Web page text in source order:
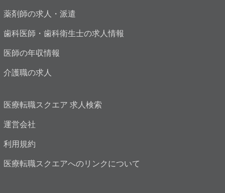
薬剤師の求人・派遣
歯科医師・歯科衛生士の求人情報
医師の年収情報
介護職の求人
医療転職スクエア 求人検索
運営会社
利用規約
医療転職スクエアへのリンクについて